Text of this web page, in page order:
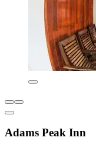
Adams Peak Inn